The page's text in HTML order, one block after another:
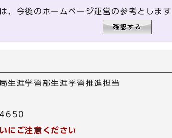
、今後のホームページ運営の参考とします
生涯学習部生涯学習推進担当
にご注意ください